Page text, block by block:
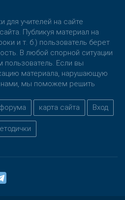
для учителей на сайте
Публикуя материал на
и т. б.) пользователь берет
В любой спорной ситуации
пользователь. Если вы
материала, нарушающую
нами, мы поможем решить
карта сайта Вход